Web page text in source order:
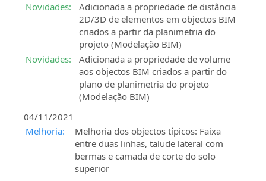
Novidades:
Adicionada a propriedade de distância
2D/3D de elementos em objectos BIM
criados a partir da planimetria do
projeto (Modelação BIM)
Novidades:
Adicionada a propriedade de volume
aos objectos BIM criados a partir do
plano de planimetria do projeto
(Modelação BIM)
04/11/2021
Melhoria:
Melhoria dos objectos típicos: Faixa
entre duas linhas, talude lateral com
bermas e camada de corte do solo
superior